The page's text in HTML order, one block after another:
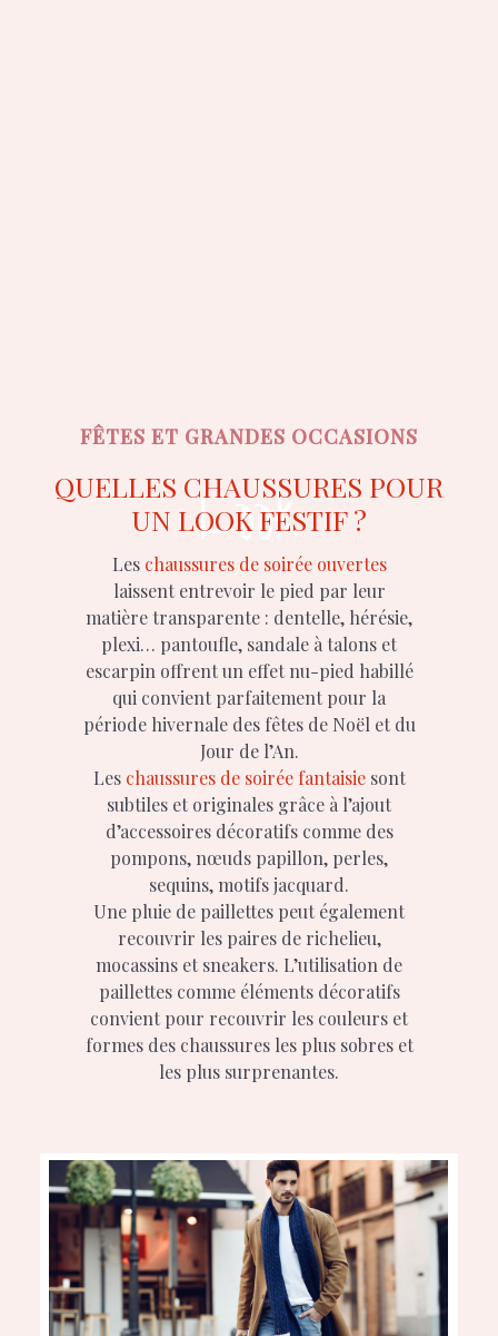
FÊTES ET GRANDES OCCASIONS
QUELLES CHAUSSURES POUR
UN LOOK FESTIF ?
Look
Les chaussures de soirée ouvertes
laissent entrevoir le pied par leur
matière transparente : dentelle, hérésie,
plexi… pantoufle, sandale à talons et
escarpin offrent un effet nu-pied habillé
qui convient parfaitement pour la
période hivernale des fêtes de Noël et du
Jour de l’An.
Les chaussures de soirée fantaisiesont
subtiles et originales grâce à l’ajout
d’accessoires décoratifs comme des
pompons, nœuds papillon, perles,
sequins, motifs jacquard.
Une pluie de paillettes peut également
recouvrir les paires de richelieu,
mocassins et sneakers. L’utilisation de
paillettes comme éléments décoratifs
convient pour recouvrir les couleurs et
formes des chaussures les plus sobres et
les plus surprenantes.